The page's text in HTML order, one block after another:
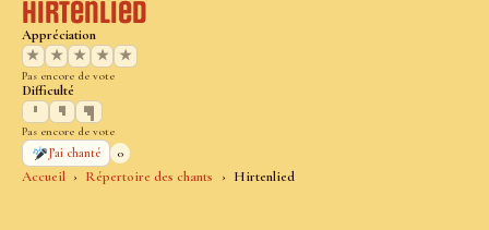
Accueil Répertoire des chants Hirtenlied
Hirtenlied
Appréciation
★
★ ★ ★ ★
Pas encore de vote
Difficulté
Pas encore de vote
J’ai chanté
0